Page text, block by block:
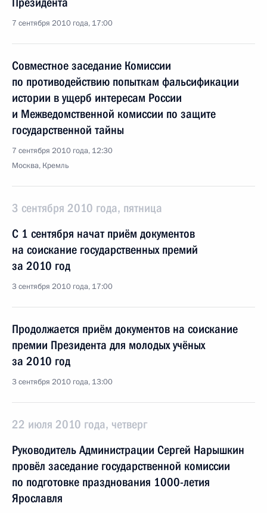
7 сентября 2010 года, 17:00
Совместное заседание Комиссии
по противодействию попыткам фальсификации
истории в ущерб интересам России
и Межведомственной комиссии по защите
государственной тайны
7 сентября 2010 года, 12:30
Москва, Кремль
3 сентября 2010 года, пятница
С 1 сентября начат приём документов
на соискание государственных премий
за 2010 год
3 сентября 2010 года, 17:00
Продолжается приём документов на соискание
премии Президента для молодых учёных
за 2010 год
3 сентября 2010 года, 13:00
22 июля 2010 года, четверг
Руководитель Администрации Сергей Нарышкин
провёл заседание государственной комиссии
по подготовке празднования 1000-летия
Ярославля